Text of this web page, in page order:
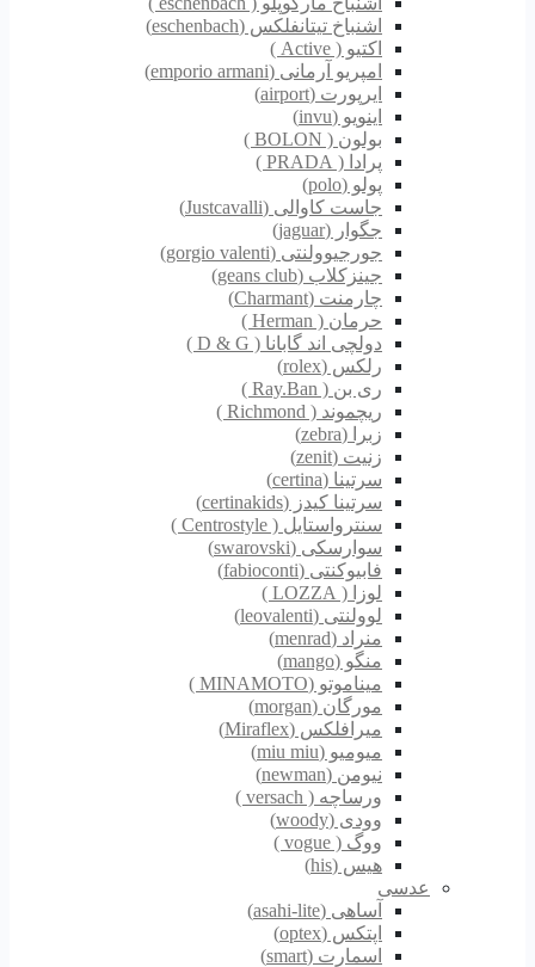
اشنباخ تیتانفلکس (eschenbach)
اکتیو ( Active )
امپریو آرمانی (emporio armani)
ایرپورت (airport)
اینویو (invu)
بولون ( BOLON )
پرادا ( PRADA )
پولو (polo)
جاست کاوالی (Justcavalli)
جگوار (jaguar)
جورجیوولنتی (gorgio valenti)
جینزکلاب (geans club)
چارمنت (Charmant)
حرمان ( Herman )
دولچی اند گابانا ( D & G )
رلکس (rolex)
ری بن ( Ray.Ban )
ریچموند ( Richmond )
زبرا (zebra)
زنیت (zenit)
سرتینا (certina)
سرتینا کیدز (certinakids)
سنترواستایل ( Centrostyle )
سوارسکی (swarovski)
فابیوکنتی (fabioconti)
لوزا ( LOZZA )
لوولنتی (leovalenti)
منراد (menrad)
منگو (mango)
میناموتو (MINAMOTO )
مورگان (morgan)
میرافلکس (Miraflex)
میومیو (miu miu)
نیومن (newman)
ورساچه ( versach )
وودی (woody)
ووگ ( vogue )
هیس (his)
عدسی
آساهی (asahi-lite)
اپتکس (optex)
اسمارت (smart)